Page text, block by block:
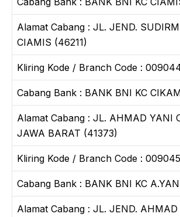
Alamat Cabang : JL. JEND.
CIAMIS (46211)
Kliring Kode / Branch Code :
Cabang Bank : BANK BNI KC
Alamat Cabang : JL. AHMAD YANI
JAWA BARAT (41373)
Kliring Kode / Branch Code :
Cabang Bank : BANK BNI KC
Alamat Cabang : JL. JEND.